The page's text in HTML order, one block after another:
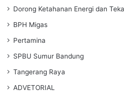
Dorong Ketahanan Energi dan
BPH Migas
Pertamina
SPBU Sumur Bandung
Tangerang Raya
ADVETORIAL